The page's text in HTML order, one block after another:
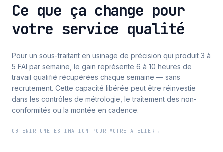
Ce que ça change pour
votre service qualité
Pour un sous-traitant en usinage de précision qui produit 3 à
5 FAI par semaine, le gain représente 6 à 10 heures de
travail qualifié récupérées chaque semaine — sans
recrutement. Cette capacité libérée peut être réinvestie
dans les contrôles de métrologie, le traitement des non-
conformités ou la montée en cadence.
OBTENIR UNE ESTIMATION POUR VOTRE ATELIER →